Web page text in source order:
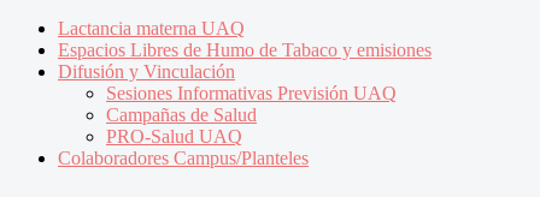
Lactancia materna UAQ
Espacios Libres de Humo de Tabaco y emisiones
Difusión y Vinculación
Sesiones Informativas Previsión UAQ
Campañas de Salud
PRO-Salud UAQ
Colaboradores Campus/Planteles